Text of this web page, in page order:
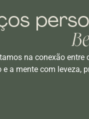
na conexão
e a mente com leveza,